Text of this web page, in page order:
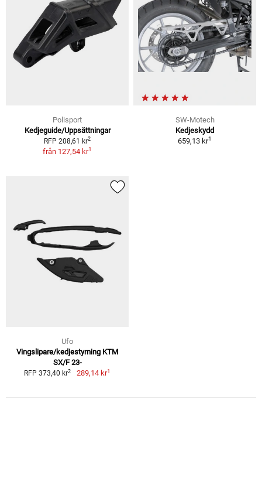
Polisport
Kedjeguide/Uppsättningar
RFP 208,61 kr2
från 127,54 kr1
SW-Motech
Kedjeskydd
659,13 kr1
Ufo
Vingslipare/kedjestyrning KTM
SX/F 23-
RFP 373,40 kr2 289,14 kr1